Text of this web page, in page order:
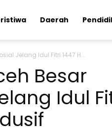
Daerah
Jelang Idul Fitri 1447 H...
Besar
Idul